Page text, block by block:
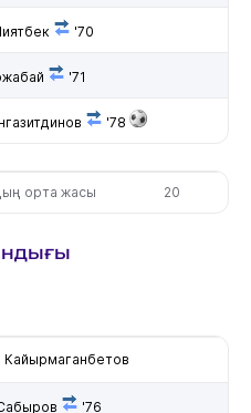
'70
'71
'78
орта жасы 20
'76